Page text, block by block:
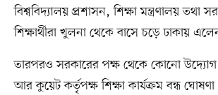
বিশ্ববিদ্যালয় প্রশাসন, শিক্ষা মন্ত্রণালয় তথা
শিক্ষার্থীরা খুলনা থেকে বাসে চড়ে ঢাকায়
তারপরও সরকারের পক্ষ থেকে কোনো উদ্যোগ
আর কুয়েট কর্তৃপক্ষ শিক্ষা কার্যক্রম বন্ধ ঘোষণা